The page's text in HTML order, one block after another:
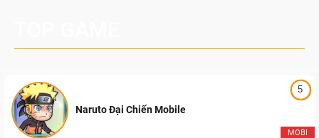
5
MOBI
Naruto Đại Chiến Mobile